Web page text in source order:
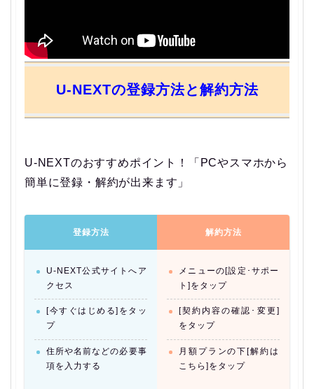
U-NEXTの登録方法と解約方法
U-NEXTのおすすめポイント！「PCやスマホから
簡単に登録・解約が出来ます」
登録方法
U-NEXT公式サイトへア
クセス
[今すぐはじめる]をタッ
プ
住所や名前などの必要事
項を入力する
解約方法
メニューの[設定･サポー
ト]をタップ
[契約内容の確認･変更]
をタップ
月額プランの下[解約は
こちら]をタップ